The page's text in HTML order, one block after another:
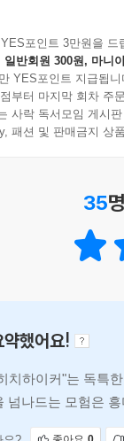
여정에서 아서 일
난 개성을 자랑
봇 마빈, 몸과 정
우주의 사람들을
종말의 위기를
철학적인 거대한 농
리에게 익숙한
은 심각하지도,
, 불쑥 끼어들거
포인트 3만원을 드
일반회원 300원, 마니
YES포인트 지급됩니
부터 마지막 회차 주
사락 독서모임 게시
패션 및 판매금지 상
35
했어요!
치하이커"는 독특
넘나드는 모험은
경계를 넘나들며